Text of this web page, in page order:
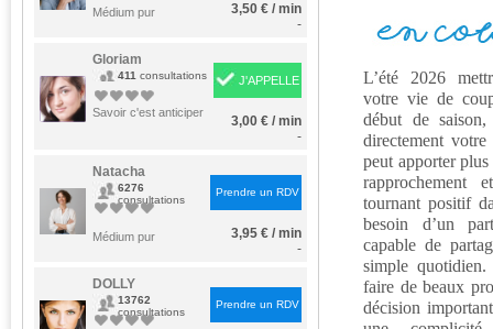
Lion Vierge Scorpion
Sagittaire Capricorne Verseau
Médium pur
3,50 € / min
-
Gloriam
411 consultations
Savoir c'est anticiper
J'APPELLE
3,00 € / min
-
Natacha
6276
consultations
Médium pur
Prendre un RDV
3,95 € / min
-
DOLLY
13762
consultations
Prendre un RDV
L’été 2026
votre vie de
début de
directement
peut apporter
rapprochement
tournant positif
besoin d’un
capable de
simple
faire de beaux
décision